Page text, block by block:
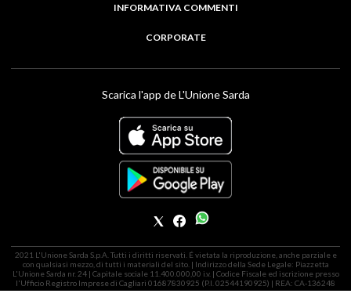
INFORMATIVA COMMENTI
CORPORATE
Scarica l'app de L'Unione Sarda
2021 L'Unione Sarda S.p.A. Tutti i diritti riservati. É vietata la riproduzione, anche parziale e
con qualsiasi mezzo, di tutti i materiali del sito. | Indirizzo della Sede Legale: Piazzetta
L'Unione Sarda nr. 24 | Capitale sociale 11.400.000,00 i.v. | Codice Fiscale ed iscrizione presso
l'Ufficio Registro Imprese di Cagliari 01687830925 (P.I. 02544190925) | REA: CA-136248